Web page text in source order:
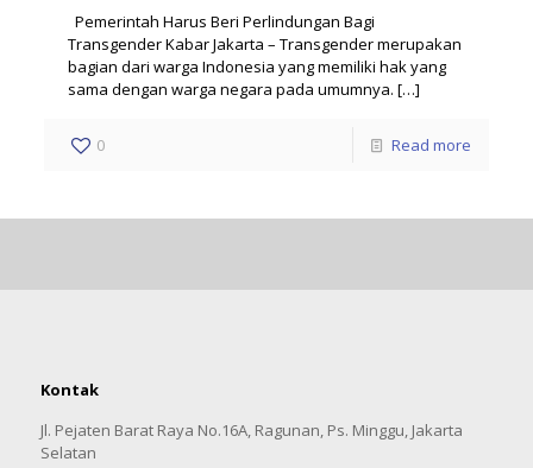
Pemerintah Harus Beri Perlindungan Bagi
Transgender Kabar Jakarta – Transgender merupakan
bagian dari warga Indonesia yang memiliki hak yang
sama dengan warga negara pada umumnya. […]
0 Read more
Kontak
Jl. Pejaten Barat Raya No.16A, Ragunan, Ps. Minggu, Jakarta
Selatan